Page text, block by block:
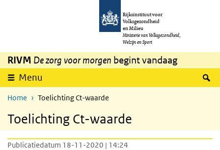
Overslaan en naar de inhoud gaan
Rijksinstituut voor
Volksgezondheid
en Milieu
Ministerie van Volksgezondheid,
Welzijn en Sport
RIVM De zorg voor morgen begint vandaag
Menu
Home Toelichting Ct-waarde
Toelichting Ct-waarde
Publicatiedatum 18-11-2020 | 14:24